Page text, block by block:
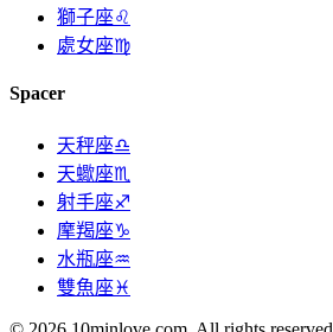
獅子座♌
處女座♍
Spacer
天秤座♎
天蠍座♏
射手座♐
摩羯座♑
水瓶座♒
雙魚座♓